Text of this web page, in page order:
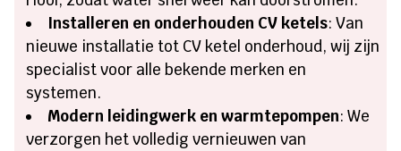
Installeren en onderhouden CV ketels: Van
nieuwe installatie tot CV ketel onderhoud, wij zijn
specialist voor alle bekende merken en
systemen.
Modern leidingwerk en warmtepompen: We
verzorgen het volledig vernieuwen van